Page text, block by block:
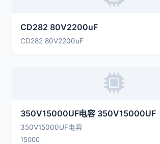
CD282 80V2200uF
CD282 80V2200uF
350V15000UF电容 350V15000UF
350V15000UF电容
15000